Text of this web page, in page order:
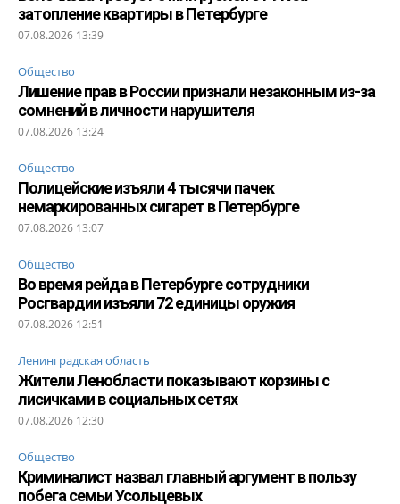
затопление квартиры в Петербурге
07.08.2026 13:39
Общество
Лишение прав в России признали незаконным из-за
сомнений в личности нарушителя
07.08.2026 13:24
Общество
Полицейские изъяли 4 тысячи пачек
немаркированных сигарет в Петербурге
07.08.2026 13:07
Общество
Во время рейда в Петербурге сотрудники
Росгвардии изъяли 72 единицы оружия
07.08.2026 12:51
Ленинградская область
Жители Ленобласти показывают корзины с
лисичками в социальных сетях
07.08.2026 12:30
Общество
Криминалист назвал главный аргумент в пользу
побега семьи Усольцевых